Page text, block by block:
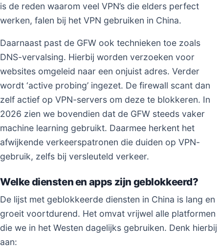
is de reden waarom veel VPN’s die elders perfect
werken, falen bij het VPN gebruiken in China.
Daarnaast past de GFW ook technieken toe zoals
DNS-vervalsing. Hierbij worden verzoeken voor
websites omgeleid naar een onjuist adres. Verder
wordt ‘active probing’ ingezet. De firewall scant dan
zelf actief op VPN-servers om deze te blokkeren. In
2026 zien we bovendien dat de GFW steeds vaker
machine learning gebruikt. Daarmee herkent het
afwijkende verkeerspatronen die duiden op VPN-
gebruik, zelfs bij versleuteld verkeer.
Welke diensten en apps zijn geblokkeerd?
De lijst met geblokkeerde diensten in China is lang en
groeit voortdurend. Het omvat vrijwel alle platformen
die we in het Westen dagelijks gebruiken. Denk hierbij
aan: